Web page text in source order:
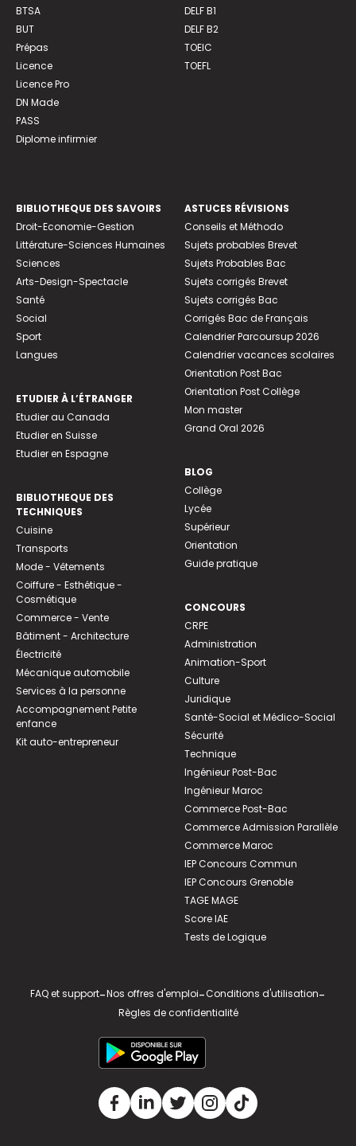
BTSA
BUT
Prépas
Licence
Licence Pro
DN Made
PASS
Diplome infirmier
DELF B1
DELF B2
TOEIC
TOEFL
BIBLIOTHEQUE DES SAVOIRS
Droit-Economie-Gestion
Littérature-Sciences Humaines
Sciences
Arts-Design-Spectacle
Santé
Social
Sport
Langues
ETUDIER À L’ÉTRANGER
Etudier au Canada
Etudier en Suisse
Etudier en Espagne
BIBLIOTHEQUE DES
TECHNIQUES
Cuisine
Transports
Mode - Vêtements
Coiffure - Esthétique -
Cosmétique
Commerce - Vente
Bâtiment - Architecture
Électricité
Mécanique automobile
Services à la personne
Accompagnement Petite
enfance
Kit auto-entrepreneur
ASTUCES RÉVISIONS
Conseils et Méthodo
Sujets probables Brevet
Sujets Probables Bac
Sujets corrigés Brevet
Sujets corrigés Bac
Corrigés Bac de Français
Calendrier Parcoursup 2026
Calendrier vacances scolaires
Orientation Post Bac
Orientation Post Collège
Mon master
Grand Oral 2026
BLOG
Collège
Lycée
Supérieur
Orientation
Guide pratique
CONCOURS
CRPE
Administration
Animation-Sport
Culture
Juridique
Santé-Social et Médico-Social
Sécurité
Technique
Ingénieur Post-Bac
Ingénieur Maroc
Commerce Post-Bac
Commerce Admission Parallèle
Commerce Maroc
IEP Concours Commun
IEP Concours Grenoble
TAGE MAGE
Score IAE
Tests de Logique
FAQ et support-Nos offres d'emploi-Conditions d'utilisation-
Règles de confidentialité